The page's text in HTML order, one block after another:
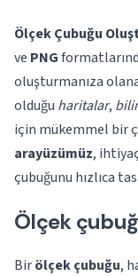
Ölçek Çubuğu
ve PNG
oluşturmanıza
olduğu haritalar,
için mükemmel bir
arayüzümüz,
çubuğunu hızlıca
Ölçek
Birölçek çubuğu,